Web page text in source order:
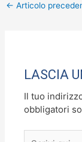
e
o
k
o
n
← Articolo
LASCIA
Il tuo
obbligatori